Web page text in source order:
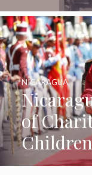
of
NICARAGUA